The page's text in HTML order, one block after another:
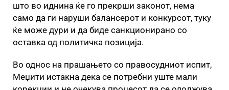
што во иднина ќе го прекрши законот, нема
само да ги наруши балансерот и конкурсот, туку
ќе може дури и да биде санкционирано со
оставка од политичка позиција.
Во однос на прашањето со правосудниот испит,
Меџити истакна дека се потребни уште мали